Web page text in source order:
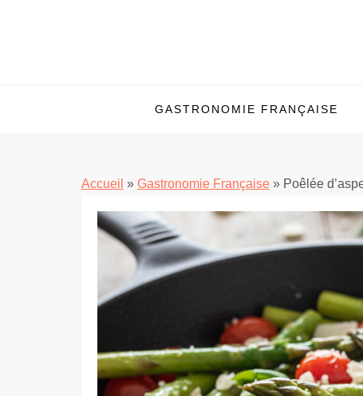
GASTRONOMIE FRANÇAISE
Accueil » Gastronomie Française » Poêlée